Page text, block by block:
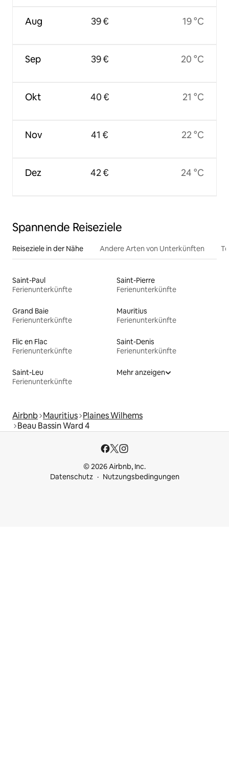
Aug
Sep
Okt
Nov
Dez
39 €
39 €
40 €
41 €
42 €
19 °C
20 °C
21 °C
22 °C
24 °C
Spannende Reiseziele
Reiseziele in der Nähe Andere Arten von Unterkünften
Saint-Paul
Ferienunterkünfte
Saint-Pierre
Ferienunterkünfte
Grand Baie
Ferienunterkünfte
Mauritius
Ferienunterkünfte
Flic en Flac
Ferienunterkünfte
Saint-Denis
Ferienunterkünfte
Saint-Leu
Ferienunterkünfte
Mehr anzeigen
Airbnb Mauritius Plaines Wilhems
Beau Bassin Ward 4
© 2026 Airbnb, Inc.
Datenschutz
Nutzungsbedingungen